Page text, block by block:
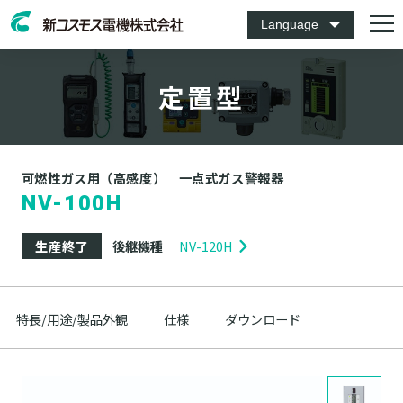
Language
定置型
可燃性ガス用（高感度） 一点式ガス警報器
NV-100H
生産終了 後継機種 NV-120H
特長/用途/製品外観 仕様 ダウンロード